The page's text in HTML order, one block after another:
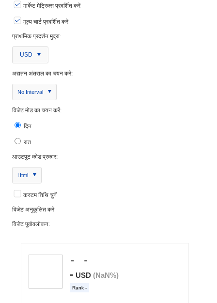
मार्केट मेट्रिक्स प्रदर्शित करें
मूल्य चार्ट प्रदर्शित करें
प्राथमिक प्रदर्शन मुद्रा:
USD
अद्यतन अंतराल का चयन करें:
No Interval
विजेट मोड का चयन करें:
दिन
रात
आउटपुट कोड प्रकार:
Html
कस्टम तिथि चुनें
विजेट अनुकूलित करें
विजेट पूर्वावलोकन: